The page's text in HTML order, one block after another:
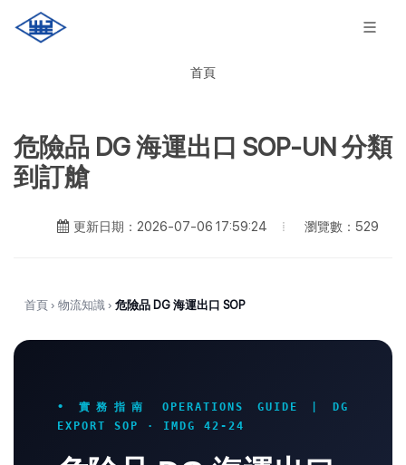
首頁
危險品 DG 海運出口 SOP-UN 分類
到訂艙
更新日期：2026-07-06 17:59:24 瀏覽數：529
首頁 › 物流知識 › 危險品 DG 海運出口 SOP
• 實務指南 OPERATIONS GUIDE | DG
EXPORT SOP · IMDG 42-24